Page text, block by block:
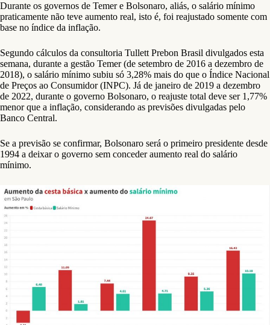
Durante os governos de Temer e Bolsonaro, aliás, o salário mínimo
praticamente não teve aumento real, isto é, foi reajustado somente com
base no índice da inflação.
Segundo cálculos da consultoria Tullett Prebon Brasil divulgados esta
semana, durante a gestão Temer (de setembro de 2016 a dezembro de
2018), o salário mínimo subiu só 3,28% mais do que o Índice Nacional
de Preços ao Consumidor (INPC). Já de janeiro de 2019 a dezembro
de 2022, durante o governo Bolsonaro, o reajuste total deve ser 1,77%
menor que a inflação, considerando as previsões divulgadas pelo
Banco Central.
Se a previsão se confirmar, Bolsonaro será o primeiro presidente desde
1994 a deixar o governo sem conceder aumento real do salário
mínimo.